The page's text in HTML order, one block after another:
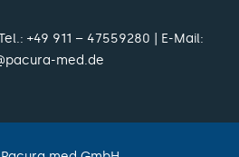
+49 911 – 47559280 | E-Mail:
med.de